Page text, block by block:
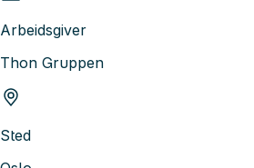
Arbeidsgiver
Thon Gruppen
Sted